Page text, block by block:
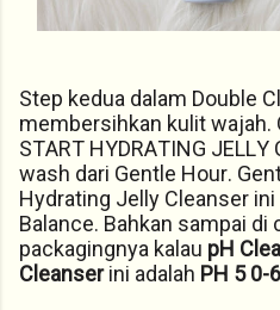
Step kedua dalam Double
membersihkan kulit wajah.
START HYDRATING JELLY
wash dari Gentle Hour.
Hydrating Jelly Cleanser
Balance. Bahkan sampai di
packagingnya kalau pH
Cleanserini adalah PH 5 0-